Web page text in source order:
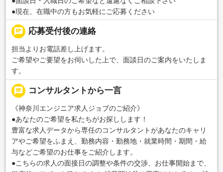
●現在、在職中の方もお気軽にご応募ください
chat 応募受付後の連絡
担当よりお電話差し上げます。
ご希望やご要望をお伺いした上で、面談日のご案内をいたしま
す。
message コンサルタントから一言
《神奈川エンジニア求人ジョブのご紹介》
●あなたのご希望を私たちがお探しします！
豊富な求人データから専任のコンサルタントがあなたのキャリ
アやご希望をふまえ、勤務内容・勤務地・就業時間・期間・給
与などご希望のお仕事をご紹介します。
●こちらの求人の面接日の調整や条件の交渉、お仕事開始まで、